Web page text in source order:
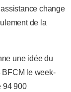
change
de la
une idée du
BFCM le week-
94 900